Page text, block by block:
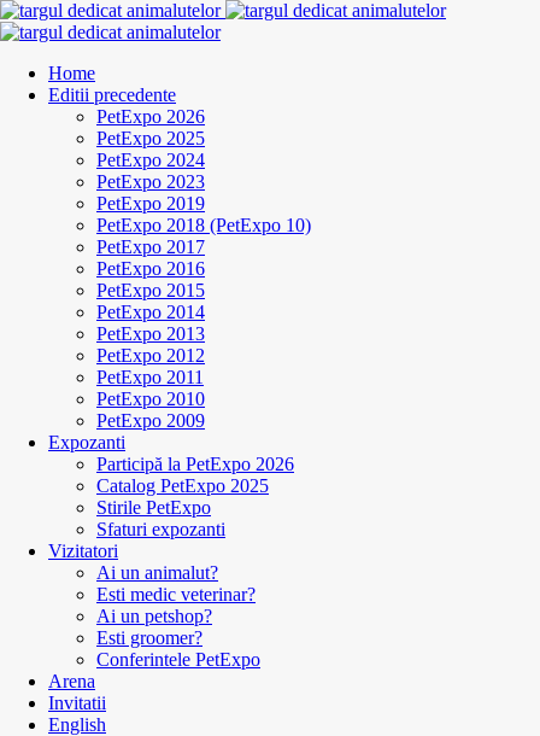
Home
Editii precedente
PetExpo 2026
PetExpo 2025
PetExpo 2024
PetExpo 2023
PetExpo 2019
PetExpo 2018 (PetExpo 10)
PetExpo 2017
PetExpo 2016
PetExpo 2015
PetExpo 2014
PetExpo 2013
PetExpo 2012
PetExpo 2011
PetExpo 2010
PetExpo 2009
Expozanti
Participă la PetExpo 2026
Catalog PetExpo 2025
Stirile PetExpo
Sfaturi expozanti
Vizitatori
Ai un animalut?
Esti medic veterinar?
Ai un petshop?
Esti groomer?
Conferintele PetExpo
Arena
Invitatii
English